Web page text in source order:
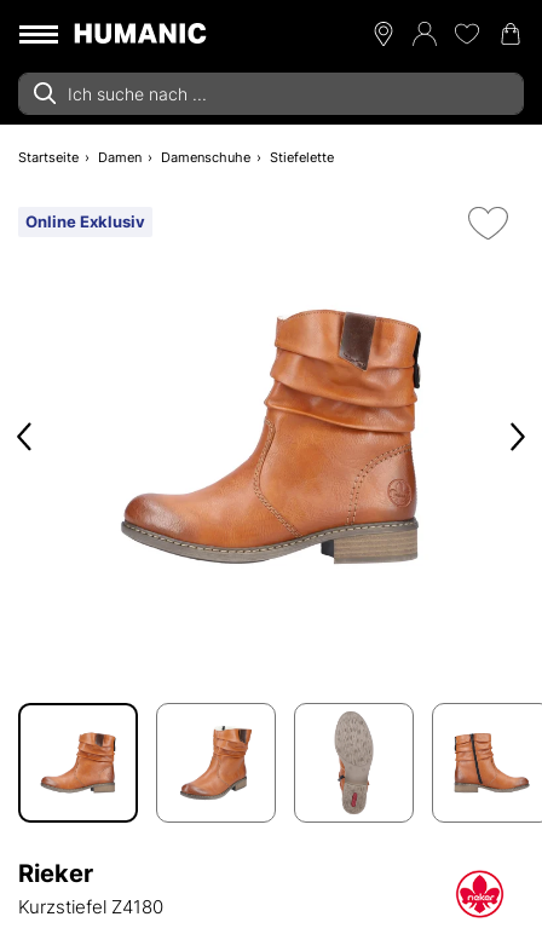
Startseite Damen Damenschuhe Stiefelette
Online Exklusiv
Rieker
Kurzstiefel Z4180